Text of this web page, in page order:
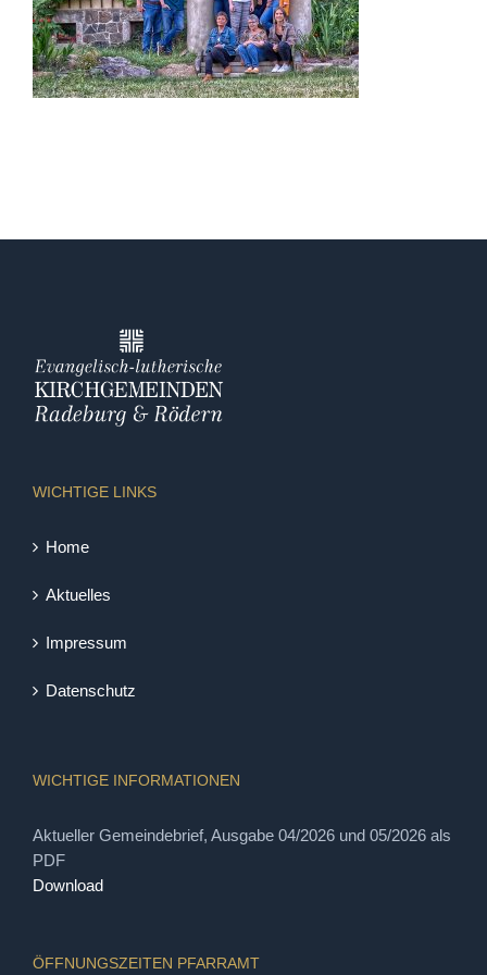
WICHTIGE LINKS
Home
Aktuelles
Impressum
Datenschutz
WICHTIGE INFORMATIONEN
Aktueller Gemeindebrief, Ausgabe 04/2026 und 05/2026 als
PDF
Download
ÖFFNUNGSZEITEN PFARRAMT